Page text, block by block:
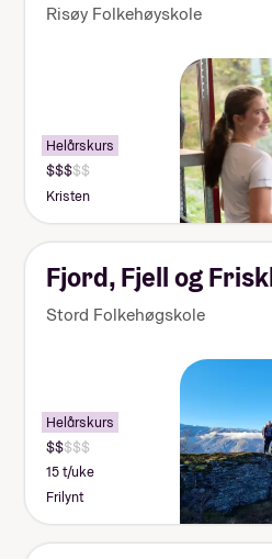
Risøy Folkehøyskole
Helårskurs
Kristen
Fjord, Fjell og
Stord Folkehøgskole
Helårskurs
15 t/uke
Frilynt